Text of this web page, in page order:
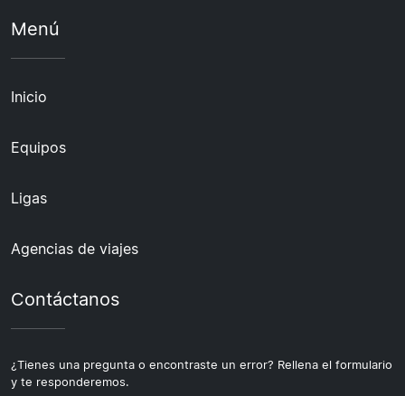
Menú
Inicio
Equipos
Ligas
Agencias de viajes
Contáctanos
¿Tienes una pregunta o encontraste un error? Rellena el formulario
y te responderemos.